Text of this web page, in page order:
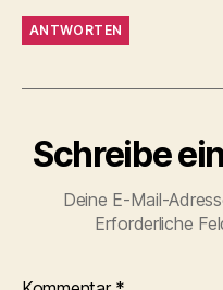
ANTWORTEN
Schreibe
Deine E-Mail-
Erforderliche